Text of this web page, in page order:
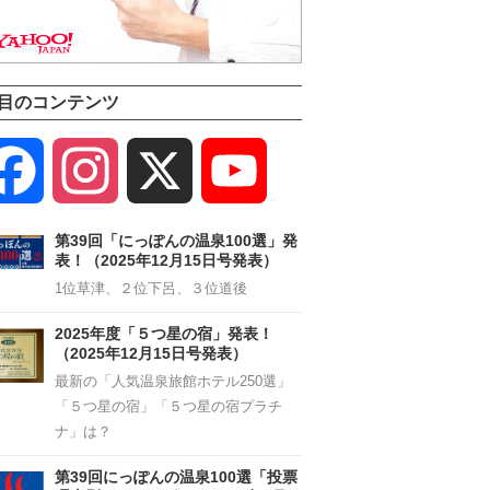
のコンテンツ
Facebook Instagram
Channel
第39回「にっぽんの温泉100選」発
表！（2025年12月15日号発表）
1位草津、２位下呂、３位道後
2025年度「５つ星の宿」発表！
（2025年12月15日号発表）
最新の「人気温泉旅館ホテル250選」
「５つ星の宿」「５つ星の宿プラチ
ナ」は？
第39回にっぽんの温泉100選「投票